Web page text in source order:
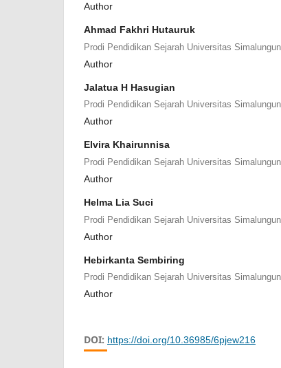
Author
Ahmad Fakhri Hutauruk
Prodi Pendidikan Sejarah Universitas Simalungun
Author
Jalatua H Hasugian
Prodi Pendidikan Sejarah Universitas Simalungun
Author
Elvira Khairunnisa
Prodi Pendidikan Sejarah Universitas Simalungun
Author
Helma Lia Suci
Prodi Pendidikan Sejarah Universitas Simalungun
Author
Hebirkanta Sembiring
Prodi Pendidikan Sejarah Universitas Simalungun
Author
DOI: https://doi.org/10.36985/6pjew216